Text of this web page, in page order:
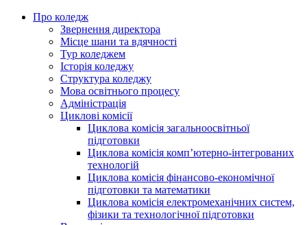
Про коледж
Звернення директора
Місце шани та вдячності
Тур коледжем
Історія коледжу
Структура коледжу
Мова освітнього процесу
Адміністрація
Циклові комісії
Циклова комісія загальноосвітньої
підготовки
Циклова комісія комп’ютерно-інтегрованих
технологій
Циклова комісія фінансово-економічної
підготовки та математики
Циклова комісія електромеханічних систем,
фізики та технологічної підготовки